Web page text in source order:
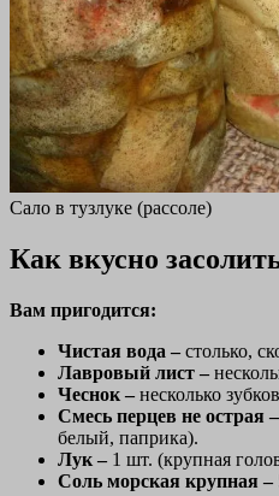
Сало в тузлуке (рассоле)
Как вкусно
Вам пригодится:
Чистая вода – столько,
Лавровый лист –
Чеснок – несколько зубков
Смесь перцев не острая –
белый, паприка).
Лук – 1 шт. (крупная
Соль морская крупная –